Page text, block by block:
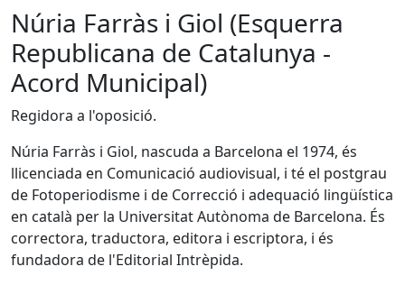
Núria Farràs i Giol (Esquerra
Republicana de Catalunya -
Acord Municipal)
Regidora a l'oposició.
Núria Farràs i Giol, nascuda a Barcelona el 1974, és
llicenciada en Comunicació audiovisual, i té el postgrau
de Fotoperiodisme i de Correcció i adequació lingüística
en català per la Universitat Autònoma de Barcelona. És
correctora, traductora, editora i escriptora, i és
fundadora de l'Editorial Intrèpida.